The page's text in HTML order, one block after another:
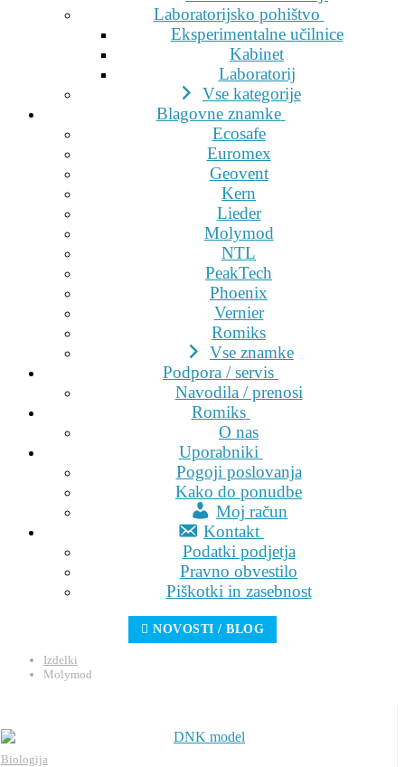
Laboratorijsko pohištvo
Eksperimentalne učilnice
Kabinet
Laboratorij
Vse kategorije
Blagovne znamke
Ecosafe
Euromex
Geovent
Kern
Lieder
Molymod
NTL
PeakTech
Phoenix
Vernier
Romiks
Vse znamke
Podpora / servis
Navodila / prenosi
Romiks
O nas
Uporabniki
Pogoji poslovanja
Kako do ponudbe
Moj račun
Kontakt
Podatki podjetja
Pravno obvestilo
Piškotki in zasebnost
NOVOSTI / BLOG
Izdelki
Molymod
Biologija